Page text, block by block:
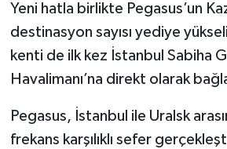
Yeni hatla birlikte Pegasus’un
destinasyon sayısı yediye
kenti de ilk kez İstanbul Sabiha
Havalimanı’na direkt olarak
Pegasus, İstanbul ile Uralsk
frekans karşılıklı sefer